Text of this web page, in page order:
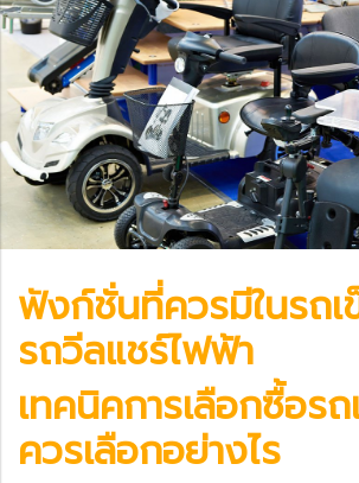
ฟังก์ชั่นที่ควรมีในรถ
รถวีลแชร์ไฟฟ้า
เทคนิคการเลือกซื้อร
ควรเลือกอย่างไร